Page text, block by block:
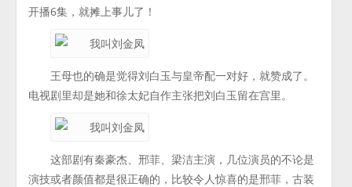
开播6集，就摊上事儿了！
王母也的确是觉得刘白玉与皇帝配一对好，就赞成了。
电视剧里却是她和徐太妃自作主张把刘白玉留在宫里。
这部剧有秦豪杰、邢菲、梁洁主演，几位演员的不论是
演技或者颜值都是很正确的，比较令人惊喜的是邢菲，古装